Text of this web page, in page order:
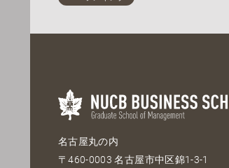
名古屋丸の内
〒460-0003 名古屋市中区錦1-3-1